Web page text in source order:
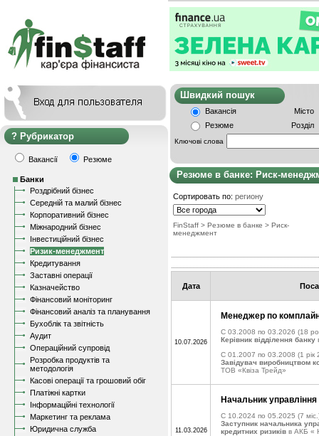
Рубрикатор
Вакансії Резюме
Банки
Роздрібний бізнес
Середній та малий бізнес
Корпоративний бізнес
Міжнародний бізнес
Інвестиційний бізнес
Ризик-менеджмент
Кредитування
Заставні операції
Казначейство
Фінансовий моніторинг
Фінансовий аналіз та планування
Бухоблік та звітність
Аудит
Операційний супровід
Розробка продуктів та
методологія
Касові операції та грошовий обіг
Платіжні картки
Інформаційні технології
Маркетинг та реклама
Юридична служба
Швидкий
Вакансія
Місто
Резюме
Розділ
Ключові слова
Резюме в банке: Риск-
Сортировать по: региону
FinStaff > Резюме в банке > Риск-
менеджмент
Дата
10.07.2026
Менеджер по
C 03.2008 по 03.2026 (18
Керівник відділення банку
C 01.2007 по 03.2008 (1 рік
Завідувач виробництвом
ТОВ «Квіза Трейд»
11.03.2026
Начальник управління
C 10.2024 по 05.2025 (7
Заступник начальника
кредитних ризиків в АКБ «